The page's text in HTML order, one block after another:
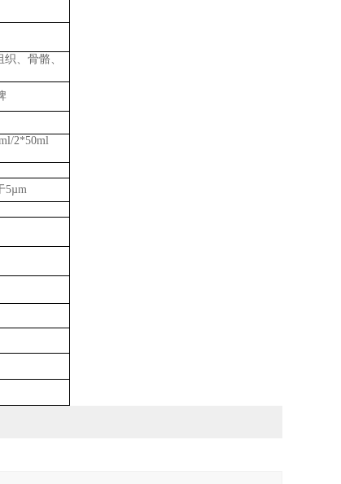
、骨骼、
2*50ml
5µm